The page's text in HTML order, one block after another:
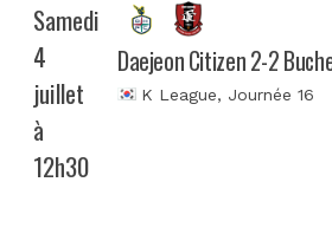
Samedi
4
juillet
à
12h30
Daejeon Citizen 2-2
K League, Journée 16